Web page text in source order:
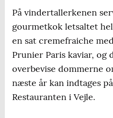
På vindertallerkenen
gourmetkok letsaltet
en sat cremefraiche
Prunier Paris kaviar, og
overbevise dommerne
næste år kan indtages
Restauranten i Vejle.